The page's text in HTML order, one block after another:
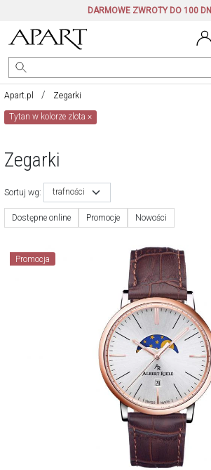
DARMOWE ZWROTY DO 100 DNI
Apart.pl Zegarki
Tytan w kolorze zlota×
Zegarki
Sortuj wg: trafności
Dostępne online Promocje Nowości
Promocja